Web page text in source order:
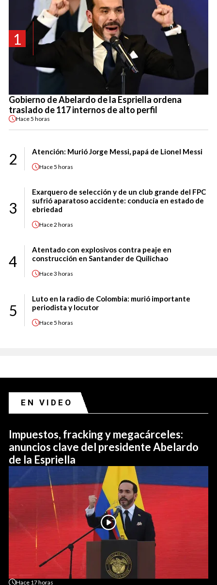
1
Gobierno de Abelardo de la Espriella ordena
traslado de 117 internos de alto perfil
Hace5 horas
2 Atención: Murió Jorge Messi, papá de Lionel Messi
Hace5 horas
3
Exarquero de selección y de un club grande del FPC
sufrió aparatoso accidente: conducía en estado de
ebriedad
Hace2 horas
4
Atentado con explosivos contra peaje en
construcción en Santander de Quilichao
Hace3 horas
5
Luto en la radio de Colombia: murió importante
periodista y locutor
Hace5 horas
EN VIDEO
Impuestos, fracking y megacárceles:
anuncios clave del presidente Abelardo
de la Espriella
Hace 17 horas